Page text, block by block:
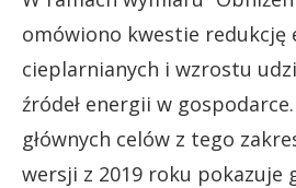
omówiono kwestie redukcję
cieplarnianych i wzrostu
źródeł energii w
głównych celów z tego
wersji z 2019 roku pokazuje